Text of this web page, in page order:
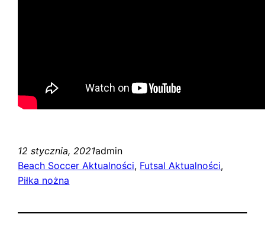
12 stycznia, 2021admin
Beach Soccer Aktualności, Futsal Aktualności
Piłka nożna